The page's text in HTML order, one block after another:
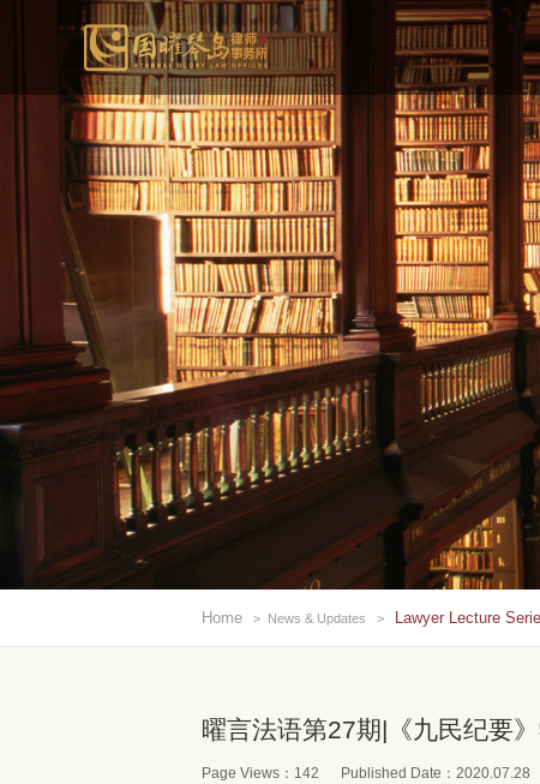
Home > News & Updates > Lawyer Lecture
曜言法语第27期|《九民纪要
Page Views： 142 Published Date： 2020.07.28